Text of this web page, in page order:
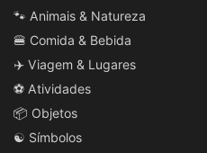
🐾 Animais & Natureza
🍔 Comida & Bebida
✈️ Viagem & Lugares
⚽ Atividades
📦 Objetos
☯️ Símbolos